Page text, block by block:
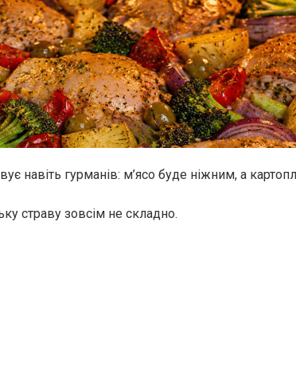
навіть гурманів: м’ясо буде ніжним, а
страву зовсім не складно.